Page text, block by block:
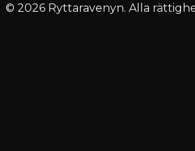
© 2026 Ryttaravenyn. Alla